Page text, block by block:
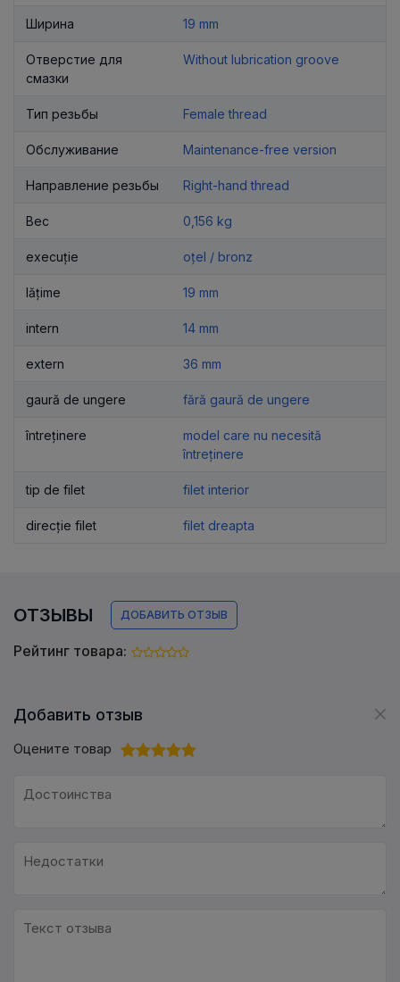
Ширина 19 mm
Отверстие для
смазки
Without lubrication groove
Тип резьбы Female thread
Обслуживание Maintenance-free version
Направление резьбы Right-hand thread
Вес 0,156 kg
execuție oțel / bronz
lățime 19 mm
intern 14 mm
extern 36 mm
gaură de ungere fără gaură de ungere
întreținere
model care nu necesită
întreținere
tip de filet filet interior
direcție filet filet dreapta
ОТЗЫВЫ ДОБАВИТЬ ОТЗЫВ
Рейтинг товара:
Добавить отзыв
Оцените товар